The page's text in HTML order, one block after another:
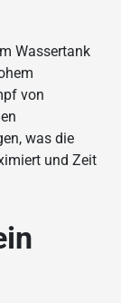
Wassertank
von
was die
und Zeit